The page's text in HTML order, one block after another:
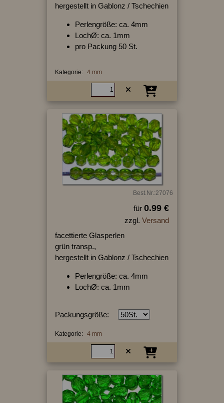
hergestellt in Gablonz / Tschechien
Perlengröße: ca. 4mm
LochØ: ca. 1mm
pro Packung 50 St.
Kategorie: 4 mm
Best.Nr.:27076
für 0.99 €
zzgl. Versand
facettierte Glasperlen
grün transp.,
hergestellt in Gablonz / Tschechien
Perlengröße: ca. 4mm
LochØ: ca. 1mm
Packungsgröße:
Kategorie: 4 mm